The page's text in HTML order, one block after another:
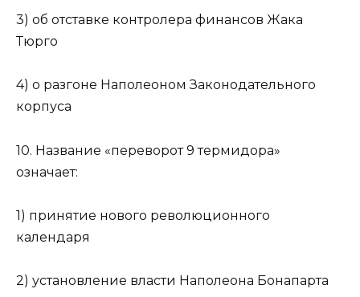
3) об отставке контролера финансов Жака
Тюрго
4) о разгоне Наполеоном Законодательного
корпуса
10. Название «переворот 9 термидора»
означает:
1) принятие нового революционного
календаря
2) установление власти Наполеона Бонапарта